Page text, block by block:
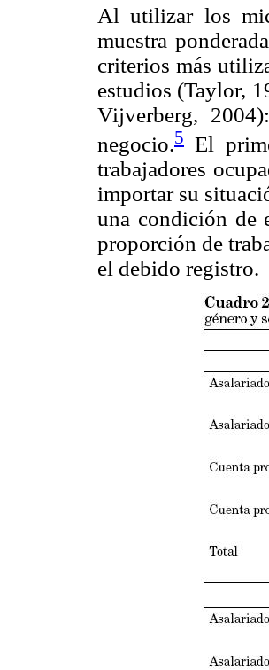
Al utilizar los
muestra
criterios más
estudios (Taylor,
Vijverberg,
negocio.5 El
trabajadores
importar su
una condición de
proporción de
el debido registro.